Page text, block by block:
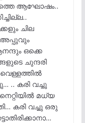
ആഘോഷം..
ചില
ഒക്കെ
ചുന്ദരി
.. കരി വച്ചു
മധ്യ
കരി വച്ചു ഒരു